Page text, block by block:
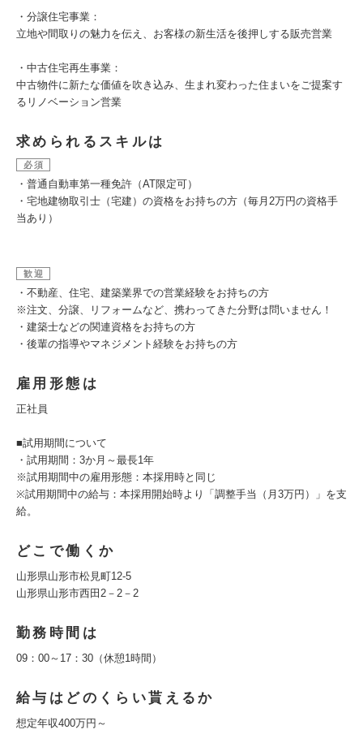
・分譲住宅事業：
立地や間取りの魅力を伝え、お客様の新生活を後押しする販売営業
・中古住宅再生事業：
中古物件に新たな価値を吹き込み、生まれ変わった住まいをご提案す
るリノベーション営業
求められるスキルは
必須
・普通自動車第一種免許（AT限定可）
・宅地建物取引士（宅建）の資格をお持ちの方（毎月2万円の資格手
当あり）
歓迎
・不動産、住宅、建築業界での営業経験をお持ちの方
※注文、分譲、リフォームなど、携わってきた分野は問いません！
・建築士などの関連資格をお持ちの方
・後輩の指導やマネジメント経験をお持ちの方
雇用形態は
正社員
■試用期間について
・試用期間：3か月～最長1年
※試用期間中の雇用形態：本採用時と同じ
※試用期間中の給与：本採用開始時より「調整手当（月3万円）」を支
給。
どこで働くか
山形県山形市松見町12-5
山形県山形市西田2－2－2
勤務時間は
09：00～17：30（休憩1時間）
給与はどのくらい貰えるか
想定年収400万円～